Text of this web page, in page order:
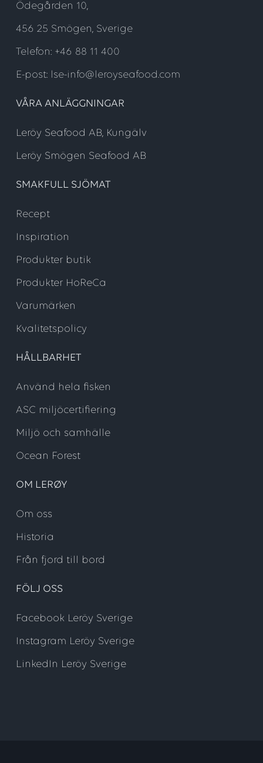
Ödegården 10,
456 25 Smögen, Sverige
Telefon: +46 88 11 400
E-post: lse-info@leroyseafood.com
VÅRA ANLÄGGNINGAR
Leröy Seafood AB, Kungälv
Leröy Smögen Seafood AB
SMAKFULL SJÖMAT
Recept
Inspiration
Produkter butik
Produkter HoReCa
Varumärken
Kvalitetspolicy
HÅLLBARHET
Använd hela fisken
ASC miljöcertifiering
Miljö och samhälle
Ocean Forest
OM LERØY
Om oss
Historia
Från fjord till bord
FÖLJ OSS
Facebook Leröy Sverige
Instagram Leröy Sverige
LinkedIn Leröy Sverige